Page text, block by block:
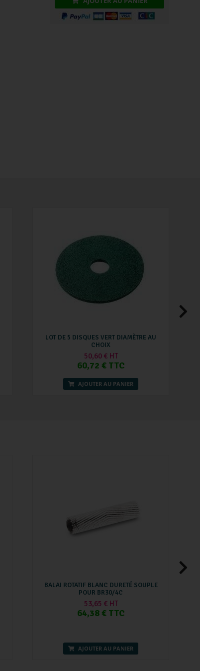
LOT DE 5 DISQUES VERT DIAMÈTRE AU
CHOIX
50,60 € HT
60,72 € TTC
AJOUTER AU PANIER
BALAI ROTATIF BLANC DURETÉ SOUPLE
POUR BR30/4C
53,65 € HT
64,38 € TTC
AJOUTER AU PANIER